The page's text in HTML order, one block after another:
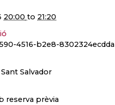
20:00 to 21:20
4516-b2e8-8302324ecdda
Salvador
reserva prèvia